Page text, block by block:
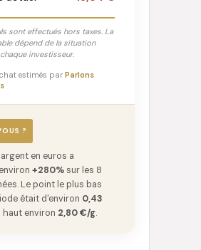
sont effectués hors taxes. La
dépend de la situation
investisseur.
estimés parParlons
?
en euros a
+280%sur les 8
Le point le plus bas
était d'environ 0,43
haut environ 2,80 €/g.